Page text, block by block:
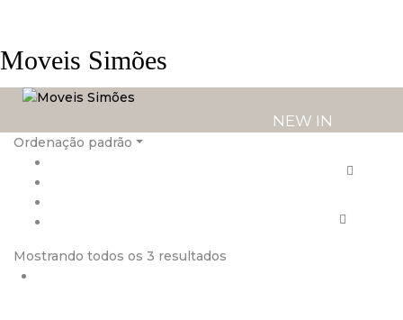
Moveis Simões
NEW IN
Ordenação padrão
Mostrando todos os 3 resultados